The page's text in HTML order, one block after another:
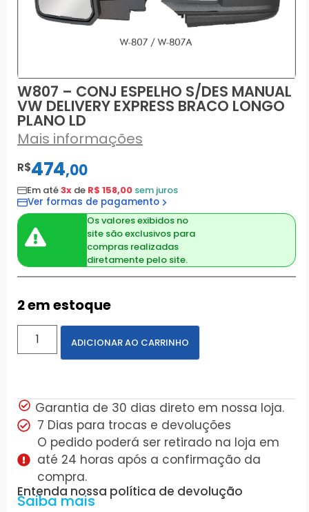
W807 – CONJ ESPELHO S/DES MANUAL
VW DELIVERY EXPRESS BRACO LONGO
PLANO LD
Mais informações
R$474,00
Em até3x de R$ 158,00 sem juros
Ver formas de pagamento
Os valores exibidos no
site são exclusivos para
compras realizadas
diretamente pelo site.
2 em estoque
ADICIONAR AO CARRINHO
Garantia de 30 dias direto em nossa loja.
7 Dias para trocas e devoluções
O pedido poderá ser retirado na loja em
até 24 horas após a confirmação da
compra.
Entenda nossa política de devolução
Saiba mais